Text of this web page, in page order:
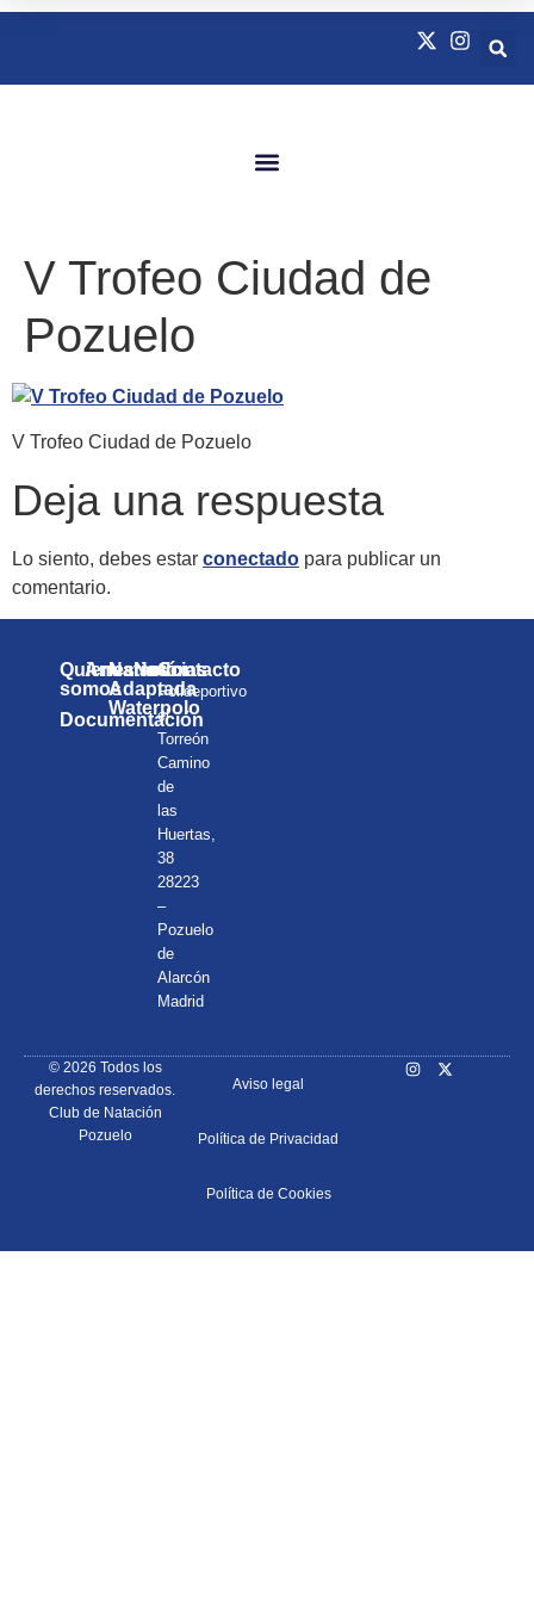
V Trofeo Ciudad de
Pozuelo
V Trofeo Ciudad de Pozuelo
Deja una respuesta
Lo siento, debes estar conectado para publicar un
comentario.
Quienes
somos
Documentación
Anuarios
Natación
Adaptada
Waterpolo
Noticias
Contacto
Polideportivo
el
Torreón
Camino
de
las
Huertas,
38
28223
–
Pozuelo
de
Alarcón
Madrid
© 2026 Todos los
derechos reservados.
Club de Natación
Pozuelo
Aviso legal
Política de Privacidad
Política de Cookies